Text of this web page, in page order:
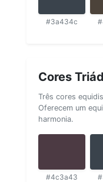
#3a434c
Cores
Três cores
Oferecem um
harmonia.
#4c3a43